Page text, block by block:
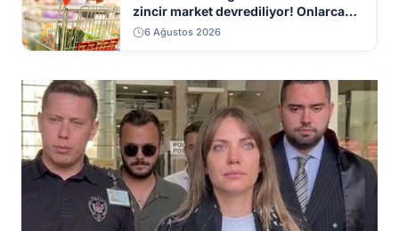
zincir market devrediliyor! Onlarca
mağaza kapatılacak
6 Ağustos 2026